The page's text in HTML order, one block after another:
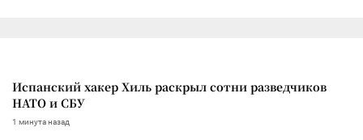
Испанский хакер Хиль раскрыл сотни разведчиков
НАТО и СБУ
1 минута назад